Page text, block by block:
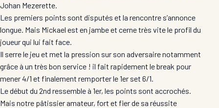
Johan Mezerette.
Les premiers points sont disputés et la rencontre s’annonce
longue. Mais Mickael est en jambe et cerne très vite le profil du
joueur qui lui fait face.
Il serre le jeu et met la pression sur son adversaire notamment
grâce à un très bon service ! il fait rapidement le break pour
mener 4/1 et finalement remporter le 1er set 6/1.
Le début du 2nd ressemble à 1er, les points sont accrochés.
Mais notre pâtissier amateur, fort et fier de sa réussite